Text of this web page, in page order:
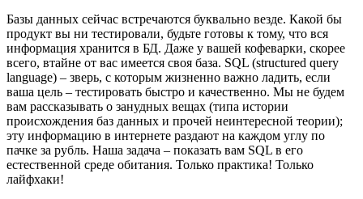
Базы данных сейчас встречаются буквально везде. Какой бы
продукт вы ни тестировали, будьте готовы к тому, что вся
информация хранится в БД. Даже у вашей кофеварки, скорее
всего, втайне от вас имеется своя база. SQL (structured query
language) – зверь, с которым жизненно важно ладить, если
ваша цель – тестировать быстро и качественно. Мы не будем
вам рассказывать о занудных вещах (типа истории
происхождения баз данных и прочей неинтересной теории);
эту информацию в интернете раздают на каждом углу по
пачке за рубль. Наша задача – показать вам SQL в его
естественной среде обитания. Только практика! Только
лайфхаки!